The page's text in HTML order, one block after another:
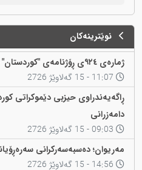
نوێترینەکان
ژمارەی ٩٢٤ی ڕۆژنامەی "کوردستان" چاپ و بڵاو بووە
دامەزرانی
مەریوان؛ دەسبەسەرکرانی